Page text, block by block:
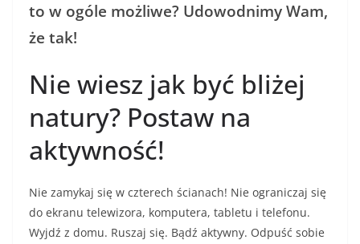
to w ogóle możliwe? Udowodnimy Wam,
że tak!
Nie wiesz jak być bliżej
natury? Postaw na
aktywność!
Nie zamykaj się w czterech ścianach! Nie ograniczaj się
do ekranu telewizora, komputera, tabletu i telefonu.
Wyjdź z domu. Ruszaj się. Bądź aktywny. Odpuść sobie